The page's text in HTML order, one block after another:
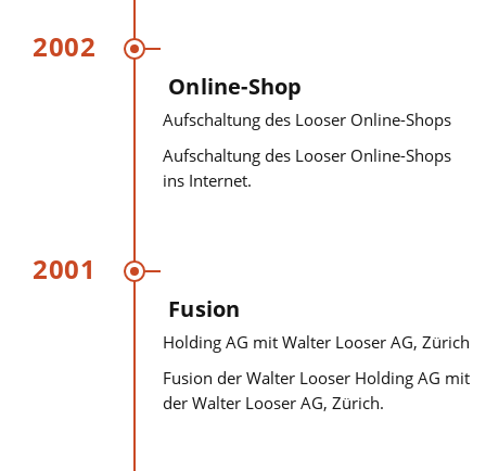
2002
Online-Shop
Aufschaltung des Looser Online-Shops
Aufschaltung des Looser Online-Shops
ins Internet.
2001
Fusion
Holding AG mit Walter Looser AG, Zürich
Fusion der Walter Looser Holding AG mit
der Walter Looser AG, Zürich.